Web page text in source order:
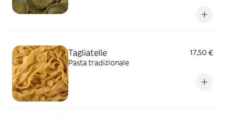
Tagliatelle
17,50 €
Pasta tradizionale